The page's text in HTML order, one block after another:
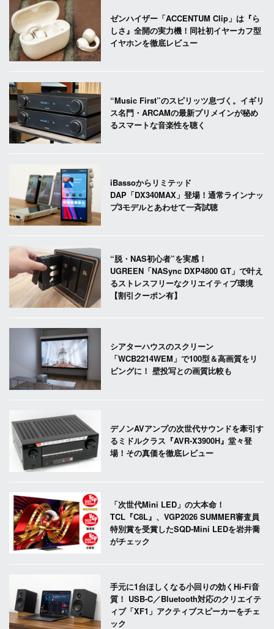
ゼンハイザー「ACCENTUM Clip」は『ら
しさ』全開の実力機！同社初イヤーカフ型
イヤホンを徹底レビュー
“Music First”のスピリッツ息づく。イギリ
ス名門・ARCAMの最新プリメインが秘め
るスマートな音楽性を聴く
iBassoからリミテッド
DAP「DX340MAX」登場！通常ラインナッ
プ3モデルとあわせて一斉試聴
“脱・NAS初心者”を実感！
UGREEN「NASync DXP4800 GT」で叶え
るストレスフリーなクリエイティブ環境
【割引クーポン有】
シアターハウスのスクリーン
「WCB2214WEM」で100型＆高画質をリ
ビングに！ 壁投写との画質比較も
デノンAVアンプの次世代サウンドを牽引す
るミドルクラス『AVR-X3900H』堂々登
場！その真価を徹底レビュー
「次世代Mini LED」の大本命！
TCL『C8L』、VGP2026 SUMMER審査員
特別賞を受賞したSQD-Mini LEDを岩井喬
がチェック
手元に1台ほしくなる小回りの効くHi-Fi音
質！ USB-C／Bluetooth対応のクリエイテ
ィブ「XF1」アクティブスピーカーをチェ
ック